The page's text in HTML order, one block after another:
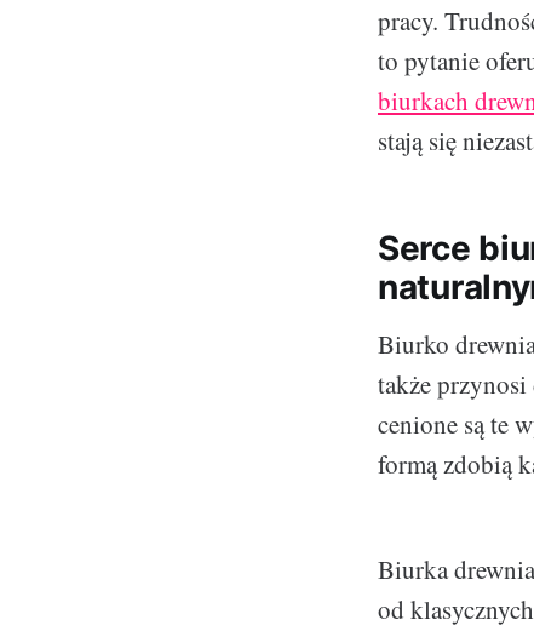
pracy.
to pytanie
biurkach
stają się
Serce
Biurko
także przynosi
cenione są te
formą zdobią
Biurka
od